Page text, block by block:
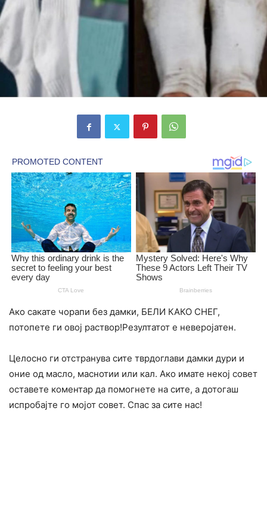
Ако сакате чорапи без дамки, БЕЛИ КАКО СНЕГ,
потопете ги овој раствор!Резултатот е неверојатен.
Целосно ги отстранува сите тврдоглави дамки дури и
оние од масло, маснотии или кал. Ако имате некој совет
оставете коментар да помогнете на сите, а дотогаш
испробајте го мојот совет. Спас за сите нас!